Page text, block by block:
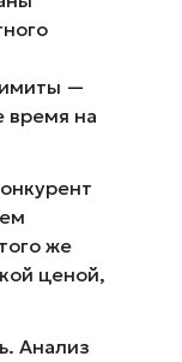
—
время на
же
ценой,
Анализ